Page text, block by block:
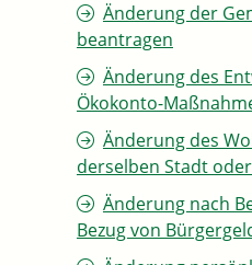
Änderung der
beantragen
Änderung des
Ökokonto-
Änderung des
derselben Stadt
Änderung nach
Bezug von